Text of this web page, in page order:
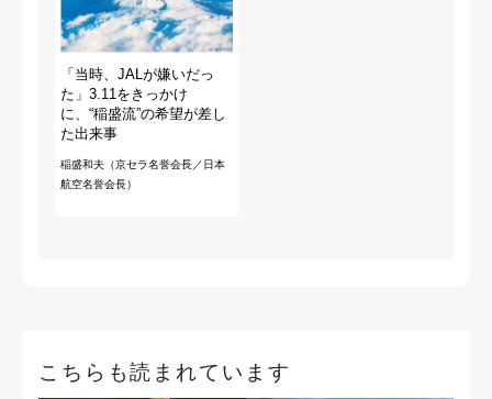
「当時、JALが嫌いだっ
た」3.11をきっかけ
に、“稲盛流”の希望が差し
た出来事
稲盛和夫（京セラ名誉会長／日本
航空名誉会長）
こちらも読まれています